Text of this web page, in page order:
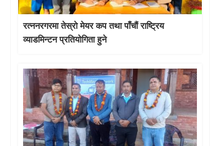
रत्ननरगरमा तेस्राे मेयर कप तथा पाँचौं राष्ट्रिय
व्याडमिन्टन प्रतियोगिता हुने